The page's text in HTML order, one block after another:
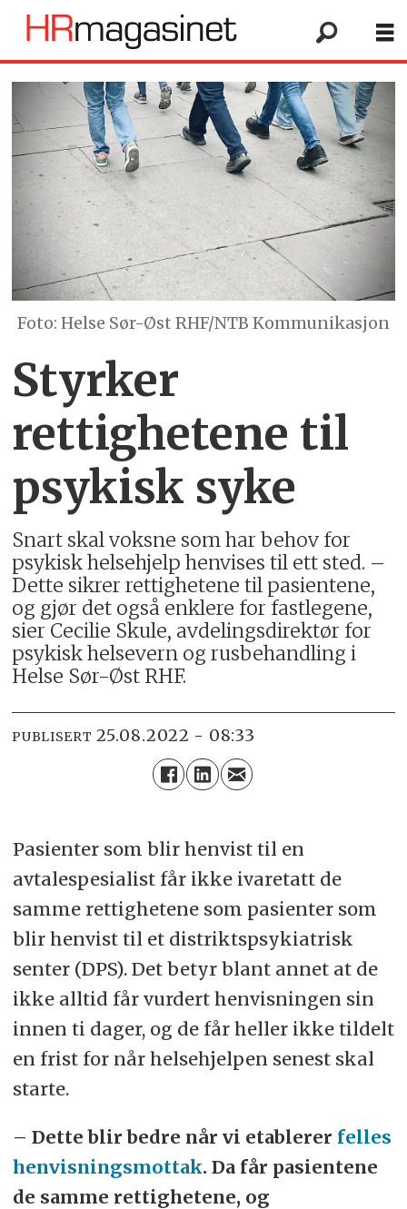
Foto: Helse Sør-Øst RHF/NTB Kommunikasjon
Styrker
rettighetene til
psykisk syke
Snart skal voksne som har behov for
psykisk helsehjelp henvises til ett sted. –
Dette sikrer rettighetene til pasientene,
og gjør det også enklere for fastlegene,
sier Cecilie Skule, avdelingsdirektør for
psykisk helsevern og rusbehandling i
Helse Sør-Øst RHF.
PUBLISERT 25.08.2022 - 08:33
Pasienter som blir henvist til en
avtalespesialist får ikke ivaretatt de
samme rettighetene som pasienter som
blir henvist til et distriktspsykiatrisk
senter (DPS). Det betyr blant annet at de
ikke alltid får vurdert henvisningen sin
innen ti dager, og de får heller ikke tildelt
en frist for når helsehjelpen senest skal
starte.
– Dette blir bedre når vi etablerer felles
henvisningsmottak. Da får pasientene
de samme rettighetene, og